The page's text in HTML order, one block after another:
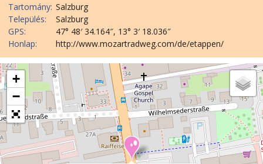
Tartomány: Salzburg
Település:
Salzburg
GPS:
47° 48′ 34.164″, 13° 3′ 18.036″
Honlap:
http://www.mozartradweg.com/de/etappen/
+
−